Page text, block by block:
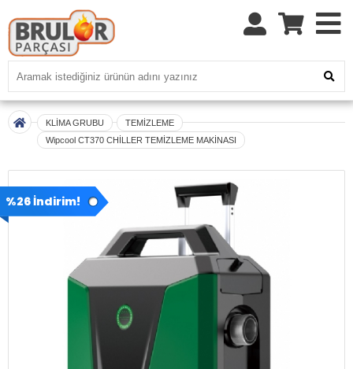
KLİMA GRUBU
TEMİZLEME
Wipcool CT370 CHİLLER TEMİZLEME MAKİNASI
%26 İndirim!